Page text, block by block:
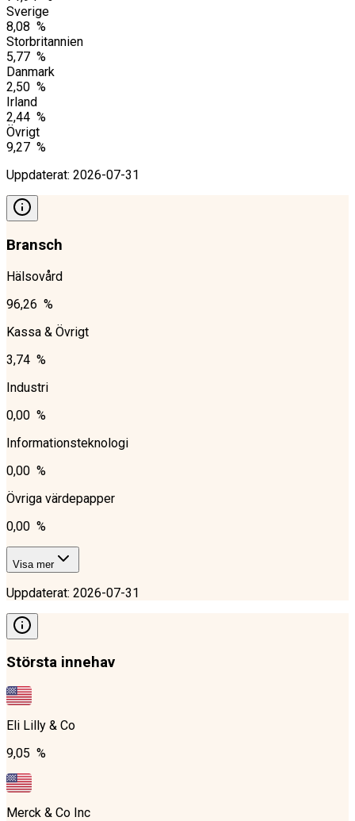
Sverige
8,08 %
Storbritannien
5,77 %
Danmark
2,50 %
Irland
2,44 %
Övrigt
9,27 %
Uppdaterat: 2026-07-31
Bransch
Hälsovård
96,26 %
Kassa & Övrigt
3,74 %
Industri
0,00 %
Informationsteknologi
0,00 %
Övriga värdepapper
0,00 %
Visa mer
Uppdaterat: 2026-07-31
Största innehav
Eli Lilly & Co
9,05 %
Merck & Co Inc